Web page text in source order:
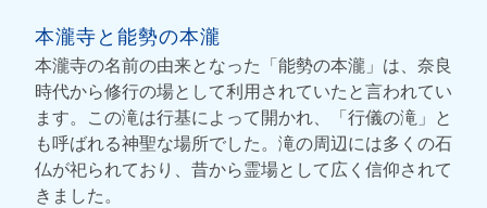
本瀧寺と能勢の本瀧
本瀧寺の名前の由来となった「能勢の本瀧」は、奈良
時代から修行の場として利用されていたと言われてい
ます。この滝は行基によって開かれ、「行儀の滝」と
も呼ばれる神聖な場所でした。滝の周辺には多くの石
仏が祀られており、昔から霊場として広く信仰されて
きました。